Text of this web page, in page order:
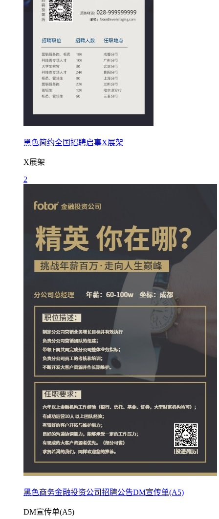
黑色简约全国招聘启事X展架
X展架
2
黑色商务金融投资公司招聘公告DM宣传单(A5)
DM宣传单(A5)